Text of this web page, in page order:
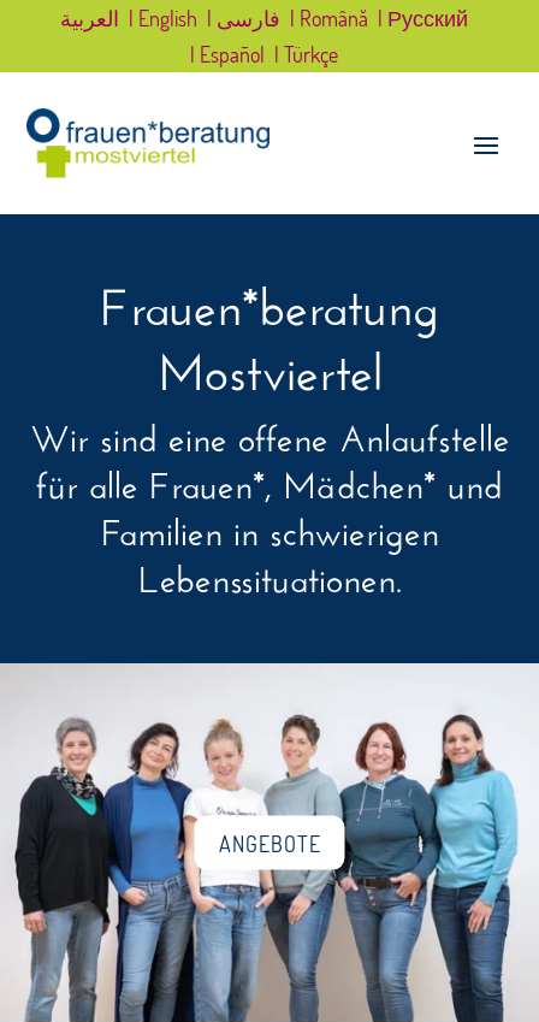
العربية | English | فارسی | Română | Русский
| Español | Türkçe
Frauen*beratung
Mostviertel
Wir sind eine offene Anlaufstelle
für alle Frauen*, Mädchen* und
Familien in schwierigen
Lebenssituationen.
ANGEBOTE